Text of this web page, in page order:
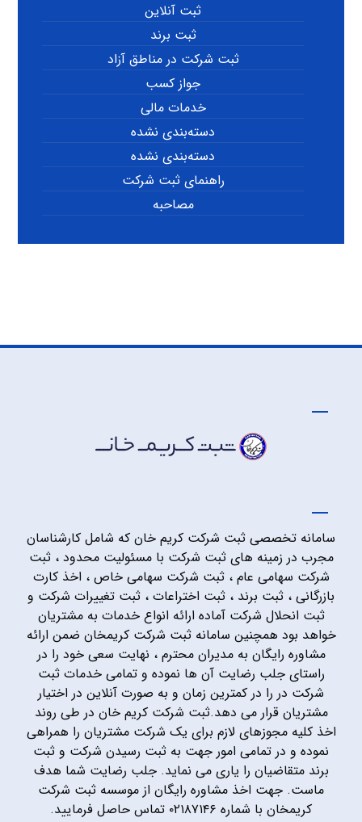
ثبت آنلاین
ثبت برند
ثبت شرکت در مناطق آزاد
جواز کسب
خدمات مالی
دسته‌بندی نشده
دسته‌بندی نشده
راهنمای ثبت شرکت
مصاحبه
سامانه تخصصی ثبت شرکت کریم خان که شامل کارشناسان
مجرب در زمینه های ثبت شرکت با مسئولیت محدود ، ثبت
شرکت سهامی عام ، ثبت شرکت سهامی خاص ، اخذ کارت
بازرگانی ، ثبت برند ، ثبت اختراعات ، ثبت تغییرات شرکت و
ثبت انحلال شرکت آماده ارائه انواع خدمات به مشتریان
خواهد بود همچنین سامانه ثبت شرکت کریمخان ضمن ارائه
مشاوره رایگان به مدیران محترم ، نهایت سعی خود را در
راستای جلب رضایت آن ها نموده و تمامی خدمات ثبت
شرکت در را در کمترین زمان و به صورت آنلاین در اختیار
مشتریان قرار می دهد.ثبت شرکت کریم خان در طی روند
اخذ کلیه مجوزهای لازم برای یک شرکت مشتریان را همراهی
نموده و در تمامی امور جهت به ثبت رسیدن شرکت و ثبت
برند متقاضیان را یاری می نماید. جلب رضایت شما هدف
ماست. جهت اخذ مشاوره رایگان از موسسه ثبت شرکت
کریمخان با شماره ۰۲۱۸۷۱۴۶ تماس حاصل فرمایید.